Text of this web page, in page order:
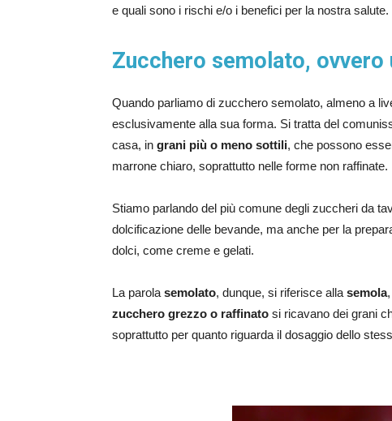
e quali sono i rischi e/o i benefici per la nostra salute.
Zucchero semolato, ovvero
Quando parliamo di zucchero semolato, almeno a
esclusivamente alla sua forma. Si tratta del
casa, in grani più o meno sottili, che possono
marrone chiaro, soprattutto nelle forme non raffinate.
Stiamo parlando del più comune degli zuccheri da
dolcificazione delle bevande, ma anche per la
dolci, come creme e gelati.
La parola semolato, dunque, si riferisce alla semola
zucchero grezzo o raffinato si ricavano dei grani
soprattutto per quanto riguarda il dosaggio dello